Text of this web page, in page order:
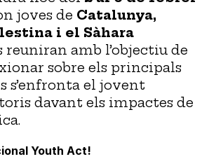
joves de Catalunya,
i el Sàhara
reuniran amb l’objectiu de
sobre els principals
s’enfronta el jovent
davant els impactes de
Youth Act!